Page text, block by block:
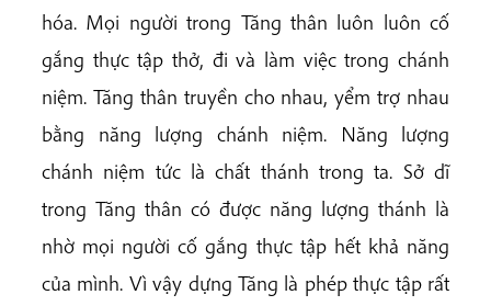
hóa. Mọi người trong Tăng thân luôn luôn cố
gắng thực tập thở, đi và làm việc trong chánh
niệm. Tăng thân truyền cho nhau, yểm trợ nhau
bằng năng lượng chánh niệm. Năng lượng
chánh niệm tức là chất thánh trong ta. Sở dĩ
trong Tăng thân có được năng lượng thánh là
nhờ mọi người cố gắng thực tập hết khả năng
của mình. Vì vậy dựng Tăng là phép thực tập rất